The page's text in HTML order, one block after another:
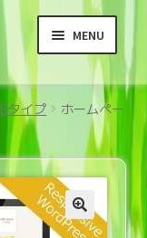
MENU
サ
ブ
ニ
ュ
ブ
メ
Bタイプ
ホームペー